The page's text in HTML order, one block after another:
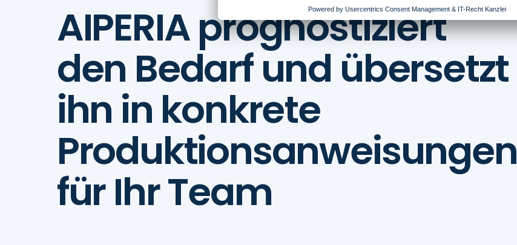
AIPERIA prognostiziert
den Bedarf und übersetzt
ihn in konkrete
Produktions­anweisungen
für Ihr Team